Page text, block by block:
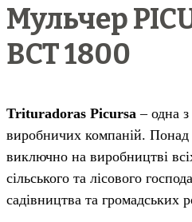
Мульчер
BCT 1800
Trituradoras Picursa – одна
виробничих компаній. Понад
виключно на виробництві
сільського та лісового
садівництва та громадських